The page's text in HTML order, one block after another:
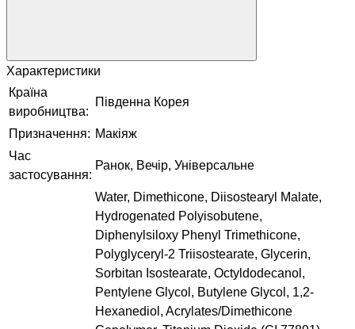
Характеристики
Країна
виробництва:
Південна Корея
Призначення: Макіяж
Час
застосування:
Ранок, Вечір, Універсальне
Water, Dimethicone, Diisostearyl Malate,
Hydrogenated Polyisobutene,
Diphenylsiloxy Phenyl Trimethicone,
Polyglyceryl-2 Triisostearate, Glycerin,
Sorbitan Isostearate, Octyldodecanol,
Pentylene Glycol, Butylene Glycol, 1,2-
Hexanediol, Acrylates/Dimethicone